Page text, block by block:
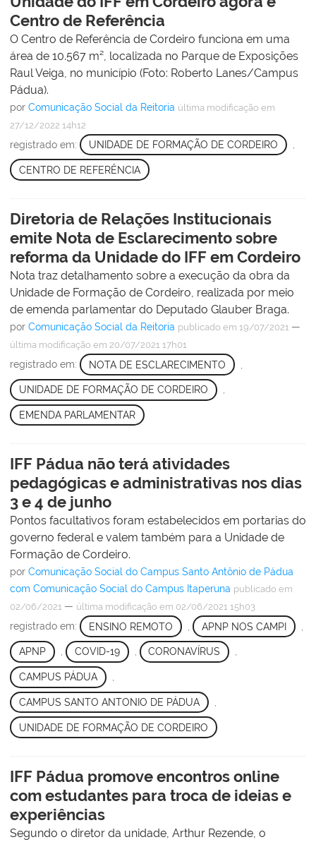
Centro de Referência
O Centro de Referência de Cordeiro funciona em uma
área de 10.567 m², localizada no Parque de Exposições
Raul Veiga, no município (Foto: Roberto Lanes/Campus
Pádua).
por Comunicação Social da Reitoria última modificação em
27/12/2022 14h12
registrado em: UNIDADE DE FORMAÇÃO DE CORDEIRO
CENTRO DE REFERÊNCIA
Diretoria de Relações Institucionais
emite Nota de Esclarecimento sobre
reforma da Unidade do IFF em Cordeiro
Nota traz detalhamento sobre a execução da obra da
Unidade de Formação de Cordeiro, realizada por meio
de emenda parlamentar do Deputado Glauber Braga.
por Comunicação Social da Reitoria publicado em 19/07/2021 —
última modificação em 20/07/2021 17h01
registrado em: NOTA DE ESCLARECIMENTO
UNIDADE DE FORMAÇÃO DE CORDEIRO ,
EMENDA PARLAMENTAR
IFF Pádua não terá atividades
pedagógicas e administrativas nos dias
3 e 4 de junho
Pontos facultativos foram estabelecidos em portarias do
governo federal e valem também para a Unidade de
Formação de Cordeiro.
por Comunicação Social do Campus Santo Antônio de Pádua
com Comunicação Social do Campus Itaperuna publicado em
02/06/2021 — última modificação em 02/06/2021 15h03
registrado em: ENSINO REMOTO APNP NOS CAMPI
APNP , COVID-19 , CORONAVÍRUS ,
CAMPUS PÁDUA
CAMPUS SANTO ANTONIO DE PÁDUA
UNIDADE DE FORMAÇÃO DE CORDEIRO
IFF Pádua promove encontros online
com estudantes para troca de ideias e
experiências
Segundo o diretor da unidade, Arthur Rezende, o